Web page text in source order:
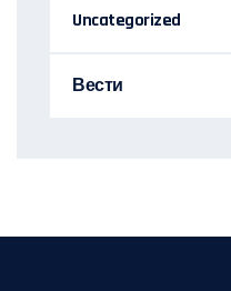
Uncategorized
Вести